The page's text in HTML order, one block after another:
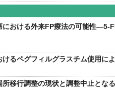
における外来FP療法の可能性―5-
るペグフィルグラスチム使用に
移行調整の現状と調整中止とな